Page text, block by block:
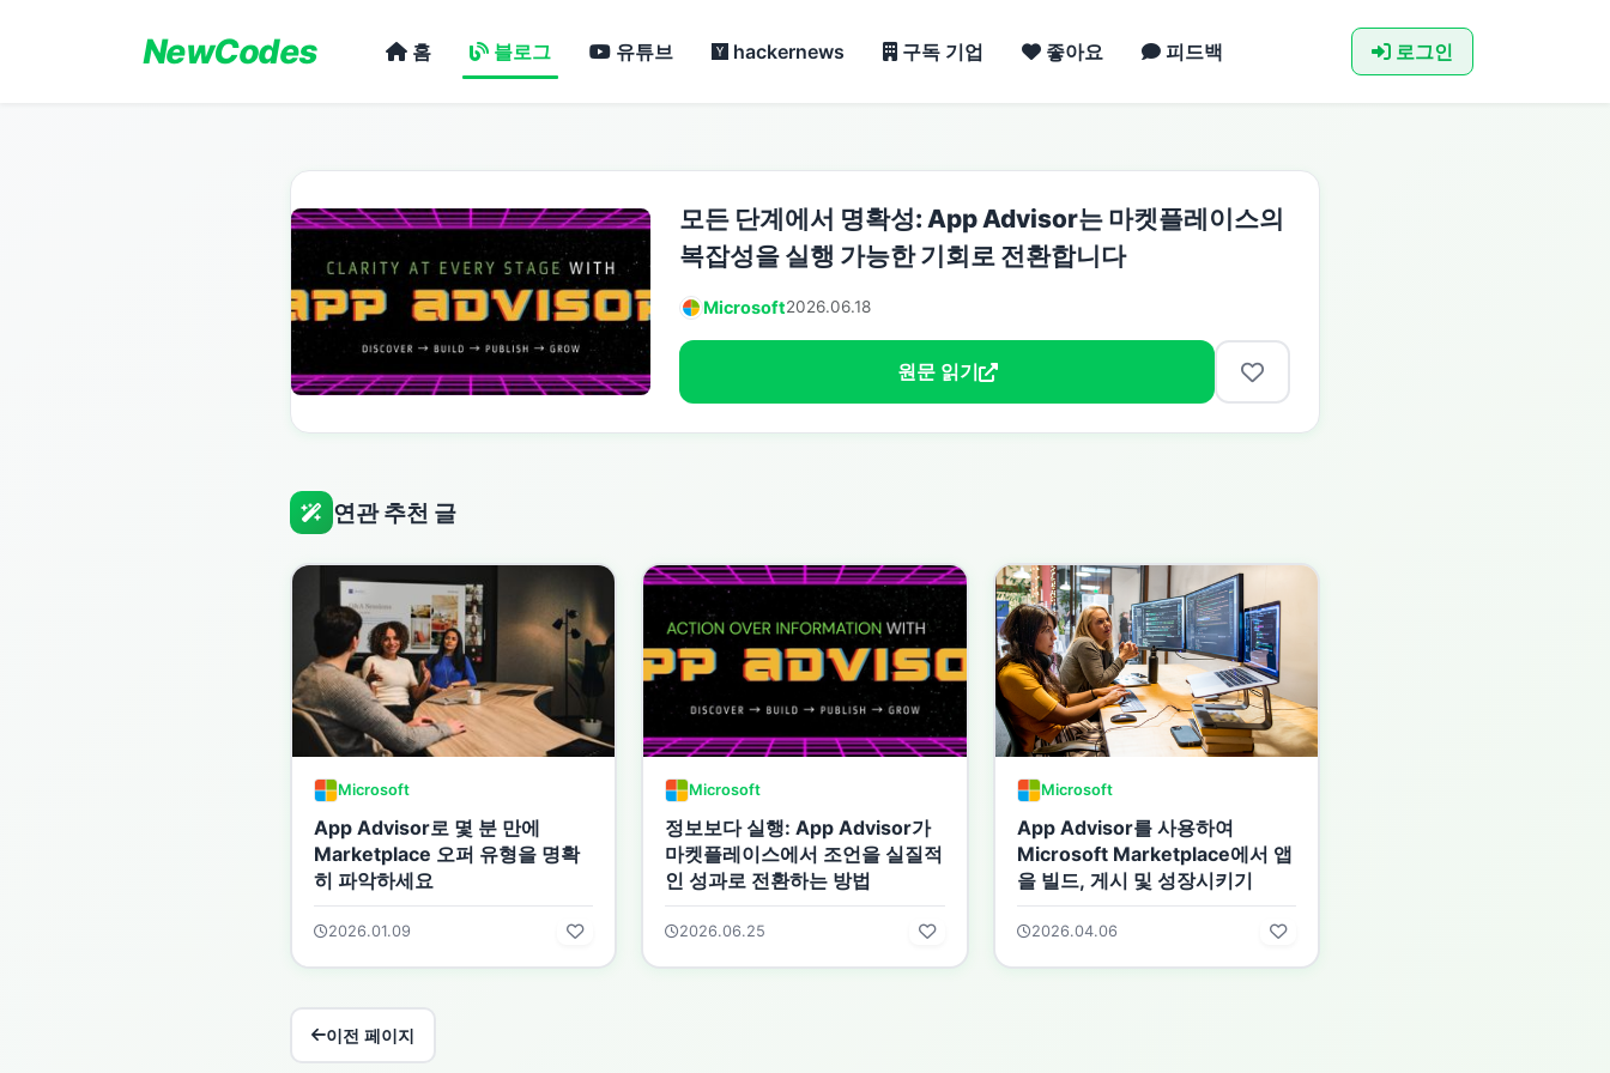
NewCodes 홈 블로그 유튜브 hackernews 구독 기업 좋아요 피드백 로그인
모든 단계에서 명확성: App Advisor는 마켓플레이스의
복잡성을 실행 가능한 기회로 전환합니다
Microsoft2026.06.18
원문 읽기
연관 추천 글
Microsoft
App Advisor로 몇 분 만에
Marketplace 오퍼 유형을 명확
히 파악하세요
2026.01.09
Microsoft
정보보다 실행: App Advisor가
마켓플레이스에서 조언을 실질적
인 성과로 전환하는 방법
2026.06.25
Microsoft
App Advisor를 사용하여
Microsoft Marketplace에서 앱
을 빌드, 게시 및 성장시키기
2026.04.06
이전 페이지